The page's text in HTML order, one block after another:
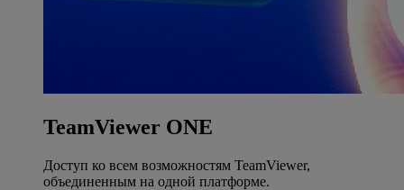
TeamViewer ONE
Доступ ко всем возможностям TeamViewer,
объединенным на одной платформе.